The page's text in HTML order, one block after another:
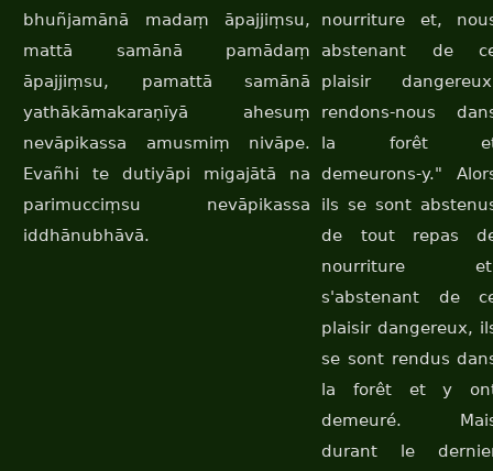
bhuñjamānā madaṃ āpajjiṃsu,
mattā samānā pamādaṃ
āpajjiṃsu, pamattā samānā
yathākāmakaraṇīyā ahesuṃ
nevāpikassa amusmiṃ nivāpe.
Evañhi te dutiyāpi migajātā na
parimucciṃsu nevāpikassa
iddhānubhāvā.
nourriture et,
abstenant de
plaisir
rendons-nous
la forêt
demeurons-y."
ils se sont
de tout repas
nourriture
s'abstenant de
plaisir dangereux,
se sont rendus
la forêt et y
demeuré.
durant le